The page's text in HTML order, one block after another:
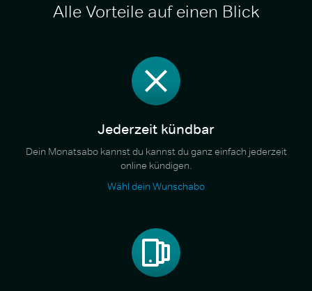
Alle Vorteile auf einen Blick
Jederzeit kündbar
Dein Monatsabo kannst du kannst du ganz einfach jederzeit
online kündigen.
Wähl dein Wunschabo